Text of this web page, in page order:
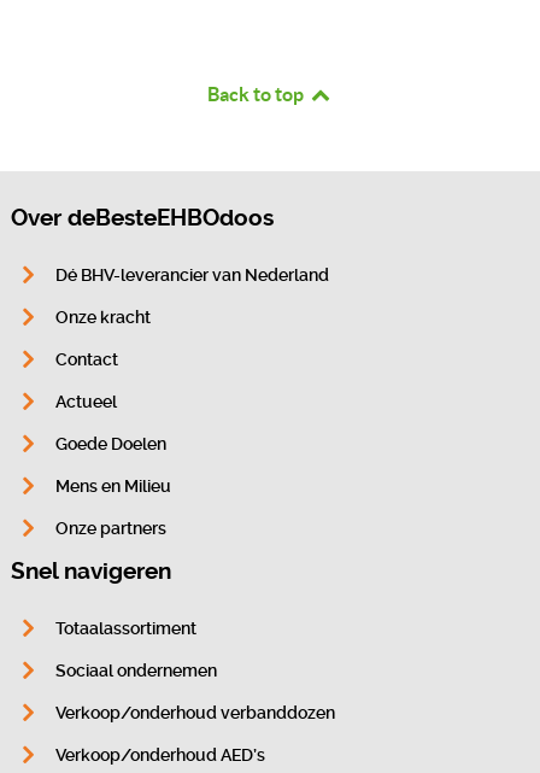
Back to top
Over deBesteEHBOdoos
Dé BHV-leverancier van Nederland
Onze kracht
Contact
Actueel
Goede Doelen
Mens en Milieu
Onze partners
Snel navigeren
Totaalassortiment
Sociaal ondernemen
Verkoop/onderhoud verbanddozen
Verkoop/onderhoud AED’s